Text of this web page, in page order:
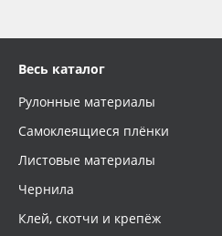
Весь каталог
Рулонные материалы
Самоклеящиеся плёнки
Листовые материалы
Чернила
Клей, скотчи и крепёж